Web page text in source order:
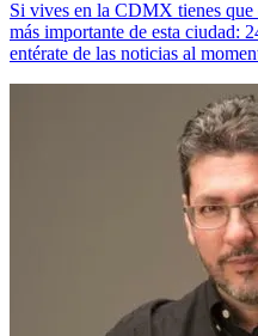
Si vives en la CDMX tienes
más importante de esta ciudad:
entérate de las noticias al